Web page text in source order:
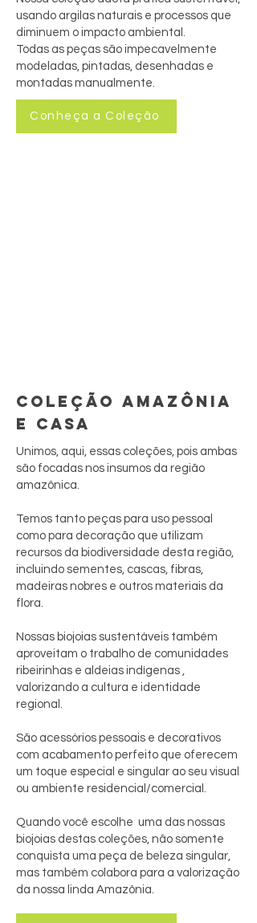
usando argilas naturais e processos que
diminuem o impacto ambiental.
Todas as peças são impecavelmente
modeladas, pintadas, desenhadas e
montadas manualmente.
Conheça a Coleção
COLEÇÃO AMAZÔNIA
E CASA
Unimos, aqui, essas coleções, pois ambas
são focadas nos insumos da região
amazônica.
Temos tanto peças para uso pessoal
como para decoração que utilizam
recursos da biodiversidade desta região,
incluindo sementes, cascas, fibras,
madeiras nobres e outros materiais da
flora.
Nossas biojoias sustentáveis também
aproveitam o trabalho de comunidades
ribeirinhas e aldeias indígenas ,
valorizando a cultura e identidade
regional.
São acessórios pessoais e decorativos
com acabamento perfeito que oferecem
um toque especial e singular ao seu visual
ou ambiente residencial/comercial.
Quando você escolhe uma das nossas
biojoias destas coleções, não somente
conquista uma peça de beleza singular,
mas também colabora para a valorização
da nossa linda Amazônia.